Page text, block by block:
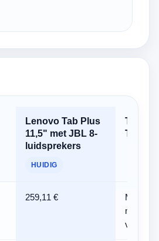
Lenovo Tab Plus
11,5" met JBL 8-
luidsprekers
HUIDIG
Teclast
T65
259,11 €
niet op
voorraad